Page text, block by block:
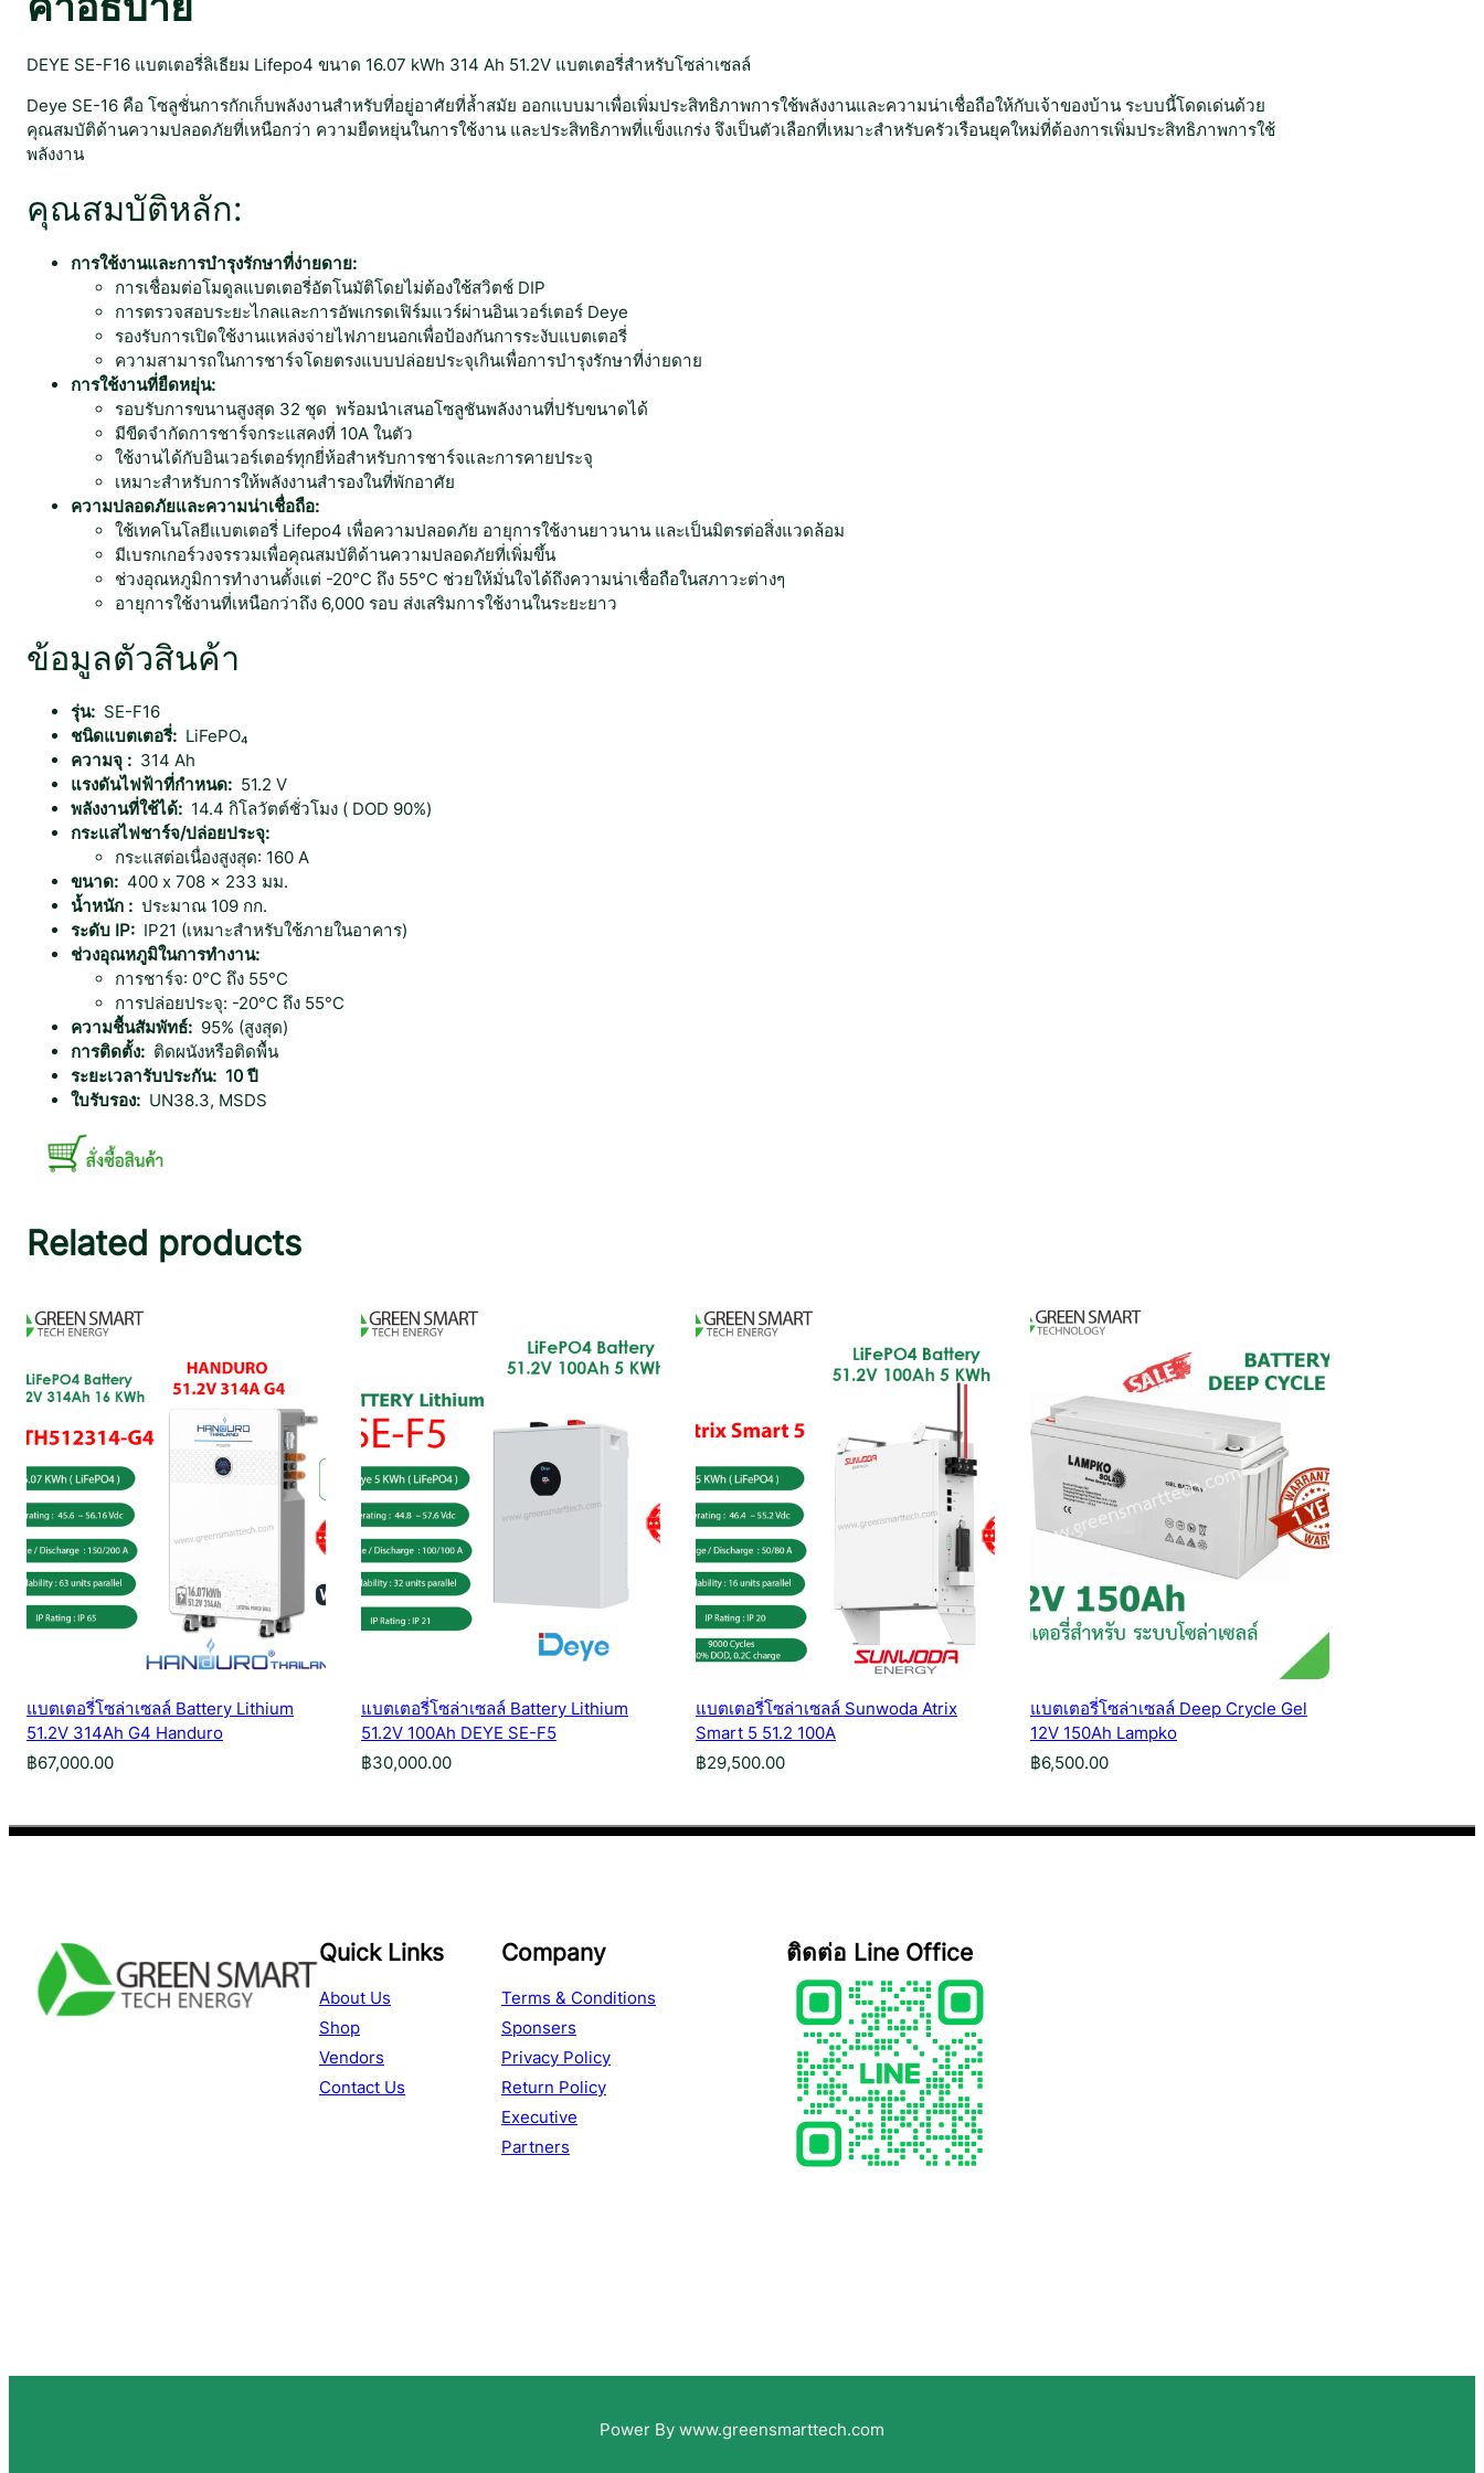
t
r
y
1
A
D
DEYE SE-F16 แบตเตอรี่ลิเธียม Lifepo4 ขนาด 16.07 kWh 314 Ah 51.2V แบตเตอรี่สำหรับโซล่าเซลล์
Deye SE-16 คือ โซลูชั่นการกักเก็บพลังงานสำหรับที่อยู่อาศัยที่ล้ำสมัย ออกแบบมาเพื่อเพิ่มประสิทธิภาพการใช้พลังงานและความน่าเชื่อถือให้กับเจ้าของบ้าน ระบบนี้โดดเด่นด้วย
คุณสมบัติด้านความปลอดภัยที่เหนือกว่า ความยืดหยุ่นในการใช้งาน และประสิทธิภาพที่แข็งแกร่ง จึงเป็นตัวเลือกที่เหมาะสำหรับครัวเรือนยุคใหม่ที่ต้องการเพิ่มประสิทธิภาพการใช้
พลังงาน
คุณสมบัติหลัก:
การใช้งานและการบำรุงรักษาที่ง่ายดาย:
การเชื่อมต่อโมดูลแบตเตอรี่อัตโนมัติโดยไม่ต้องใช้สวิตช์ DIP
การตรวจสอบระยะไกลและการอัพเกรดเฟิร์มแวร์ผ่านอินเวอร์เตอร์ Deye
รองรับการเปิดใช้งานแหล่งจ่ายไฟภายนอกเพื่อป้องกันการระงับแบตเตอรี่
ความสามารถในการชาร์จโดยตรงแบบปล่อยประจุเกินเพื่อการบำรุงรักษาที่ง่ายดาย
การใช้งานที่ยืดหยุ่น:
รอบรับการขนานสูงสุด 32 ชุด พร้อมนำเสนอโซลูชันพลังงานที่ปรับขนาดได้
มีขีดจำกัดการชาร์จกระแสคงที่ 10A ในตัว
ใช้งานได้กับอินเวอร์เตอร์ทุกยี่ห้อสำหรับการชาร์จและการคายประจุ
เหมาะสำหรับการให้พลังงานสำรองในที่พักอาศัย
ความปลอดภัยและความน่าเชื่อถือ:
ใช้เทคโนโลยีแบตเตอรี่ Lifepo4 เพื่อความปลอดภัย อายุการใช้งานยาวนาน และเป็นมิตรต่อสิ่งแวดล้อม
มีเบรกเกอร์วงจรรวมเพื่อคุณสมบัติด้านความปลอดภัยที่เพิ่มขึ้น
ช่วงอุณหภูมิการทำงานตั้งแต่ -20°C ถึง 55°C ช่วยให้มั่นใจได้ถึงความน่าเชื่อถือในสภาวะต่างๆ
อายุการใช้งานที่เหนือกว่าถึง 6,000 รอบ ส่งเสริมการใช้งานในระยะยาว
ข้อมูลตัวสินค้า
รุ่น: SE-F16
ชนิดแบตเตอรี่: LiFePO₄
ความจุ : 314 Ah
แรงดันไฟฟ้าที่กำหนด: 51.2 V
พลังงานที่ใช้ได้: 14.4 กิโลวัตต์ชั่วโมง ( DOD 90%)
กระแสไฟชาร์จ/ปล่อยประจุ:
กระแสต่อเนื่องสูงสุด: 160 A
ขนาด: 400 x 708 x 233 มม.
น้ำหนัก : ประมาณ 109 กก.
ระดับ IP: IP21 (เหมาะสำหรับใช้ภายในอาคาร)
ช่วงอุณหภูมิในการทำงาน:
การชาร์จ: 0°C ถึง 55°C
การปล่อยประจุ: -20°C ถึง 55°C
ความชื้นสัมพัทธ์: 95% (สูงสุด)
การติดตั้ง: ติดผนังหรือติดพื้น
ระยะเวลารับประกัน: 10 ปี
ใบรับรอง: UN38.3, MSDS
Related products
แบตเตอรี่โซล่าเซลล์ Battery Lithium
51.2V 314Ah G4 Handuro
฿67,000.00
แบตเตอรี่โซล่าเซลล์ Battery Lithium
51.2V 100Ah DEYE SE-F5
฿30,000.00
แบตเตอรี่โซล่าเซลล์ Sunwoda Atrix
Smart 5 51.2 100A
฿29,500.00
แบตเตอรี่โซล่าเซลล์ Deep Crycle Gel
12V 150Ah Lampko
฿6,500.00
Quick Links
About Us
Shop
Vendors
Contact Us
Company
Terms & Conditions
Sponsers
Privacy Policy
Return Policy
Executive
Partners
ติดต่อ Line Office
Power By www.greensmarttech.com